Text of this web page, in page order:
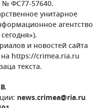
№ ФС77-57640.
унитарное
агентство
и новостей сайта
https://crimea.ria.ru
текста.
news.crimea@ria.ru